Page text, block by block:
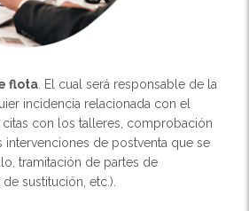
flota . El cual será responsable de la
incidencia relacionada con el
con los talleres, comprobación
intervenciones de postventa que se
tramitación de partes de
sustitución, etc.).